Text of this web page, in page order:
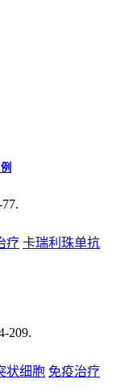
疗 卡瑞利珠单抗
209.
状细胞 免疫治疗